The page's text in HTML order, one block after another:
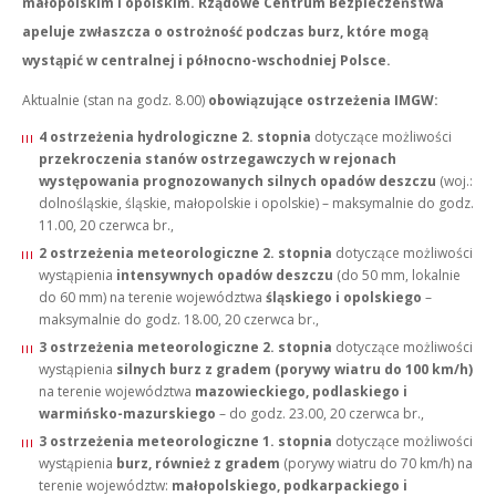
apeluje zwłaszcza o ostrożność podczas burz, które mogą
wystąpić w centralnej i północno-wschodniej Polsce.
Aktualnie (stan na godz. 8.00) obowiązujące ostrzeżenia IMGW:
4 ostrzeżenia hydrologiczne 2. stopnia dotyczące możliwości
przekroczenia stanów ostrzegawczych w rejonach
występowania prognozowanych silnych opadów deszczu (woj.:
dolnośląskie, śląskie, małopolskie i opolskie) – maksymalnie do godz.
11.00, 20 czerwca br.,
2 ostrzeżenia meteorologiczne 2. stopnia dotyczące możliwości
wystąpienia intensywnych opadów deszczu (do 50 mm, lokalnie
do 60 mm) na terenie województwa śląskiego i opolskiego –
maksymalnie do godz. 18.00, 20 czerwca br.,
3 ostrzeżenia meteorologiczne 2. stopnia dotyczące możliwości
wystąpienia silnych burz z gradem (porywy wiatru do 100 km/h)
na terenie województwa mazowieckiego, podlaskiego i
warmińsko-mazurskiego – do godz. 23.00, 20 czerwca br.,
3 ostrzeżenia meteorologiczne 1. stopnia dotyczące możliwości
wystąpienia burz, również z gradem (porywy wiatru do 70 km/h) na
terenie województw: małopolskiego, podkarpackiego i